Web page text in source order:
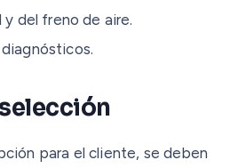
del freno de aire.
para el cliente, se deben